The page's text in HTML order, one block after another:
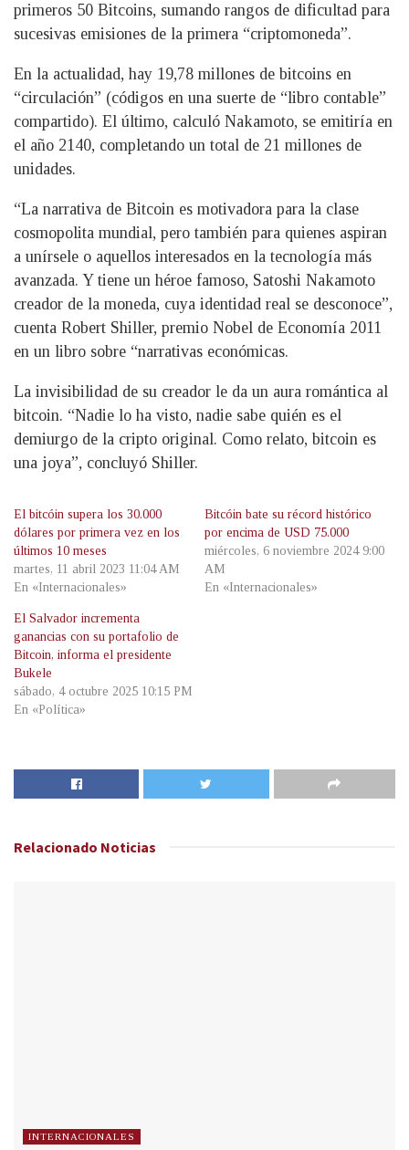
primeros 50 Bitcoins, sumando rangos de dificultad para
sucesivas emisiones de la primera “criptomoneda”.
En la actualidad, hay 19,78 millones de bitcoins en
“circulación” (códigos en una suerte de “libro contable”
compartido). El último, calculó Nakamoto, se emitiría en
el año 2140, completando un total de 21 millones de
unidades.
“La narrativa de Bitcoin es motivadora para la clase
cosmopolita mundial, pero también para quienes aspiran
a unírsele o aquellos interesados en la tecnología más
avanzada. Y tiene un héroe famoso, Satoshi Nakamoto
creador de la moneda, cuya identidad real se desconoce”,
cuenta Robert Shiller, premio Nobel de Economía 2011
en un libro sobre “narrativas económicas.
La invisibilidad de su creador le da un aura romántica al
bitcoin. “Nadie lo ha visto, nadie sabe quién es el
demiurgo de la cripto original. Como relato, bitcoin es
una joya”, concluyó Shiller.
El bitcóin supera los 30.000
dólares por primera vez en los
últimos 10 meses
martes, 11 abril 2023 11:04 AM
En «Internacionales»
Bitcóin bate su récord histórico
por encima de USD 75.000
miércoles, 6 noviembre 2024 9:00
AM
En «Internacionales»
El Salvador incrementa
ganancias con su portafolio de
Bitcoin, informa el presidente
Bukele
sábado, 4 octubre 2025 10:15 PM
En «Política»
Relacionado Noticias
INTERNACIONALES